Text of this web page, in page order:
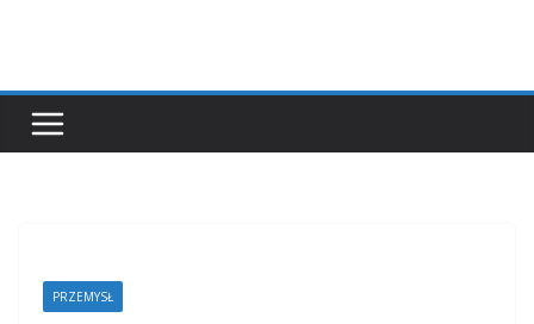
PRZEMYSŁ